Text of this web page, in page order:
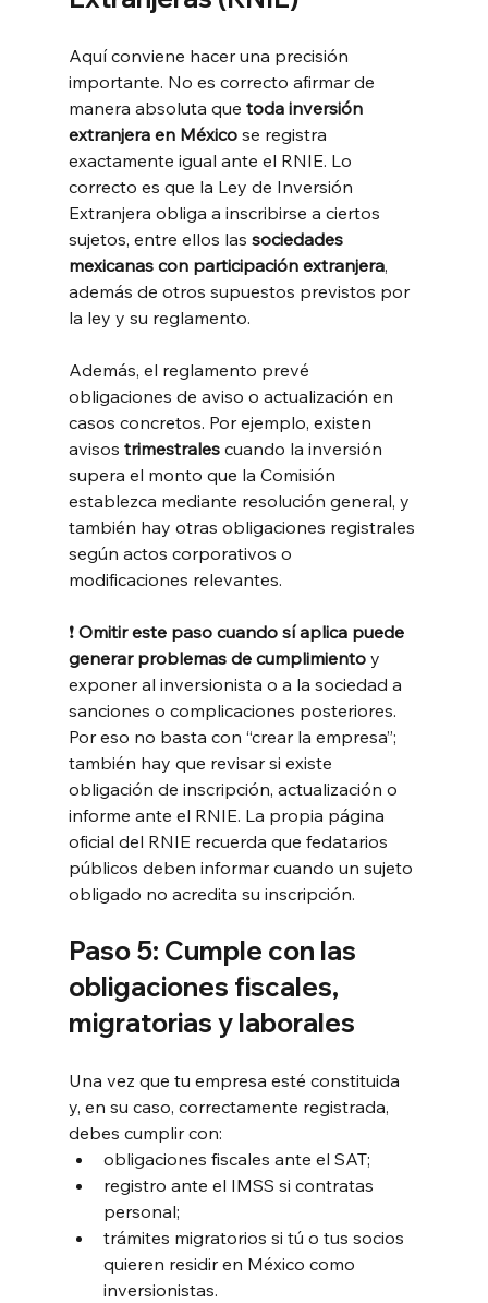
Aquí conviene hacer una precisión
importante. No es correcto afirmar de
manera absoluta que toda inversión
extranjera en México se registra
exactamente igual ante el RNIE. Lo
correcto es que la Ley de Inversión
Extranjera obliga a inscribirse a ciertos
sujetos, entre ellos las sociedades
mexicanas con participación extranjera,
además de otros supuestos previstos por
la ley y su reglamento.
Además, el reglamento prevé
obligaciones de aviso o actualización en
casos concretos. Por ejemplo, existen
avisos trimestrales cuando la inversión
supera el monto que la Comisión
establezca mediante resolución general, y
también hay otras obligaciones registrales
según actos corporativos o
modificaciones relevantes.
❗ Omitir este paso cuando sí aplica puede
generar problemas de cumplimiento y
exponer al inversionista o a la sociedad a
sanciones o complicaciones posteriores.
Por eso no basta con “crear la empresa”;
también hay que revisar si existe
obligación de inscripción, actualización o
informe ante el RNIE. La propia página
oficial del RNIE recuerda que fedatarios
públicos deben informar cuando un sujeto
obligado no acredita su inscripción.
Paso 5: Cumple con las
obligaciones fiscales,
migratorias y laborales
Una vez que tu empresa esté constituida
y, en su caso, correctamente registrada,
debes cumplir con:
obligaciones fiscales ante el SAT;
registro ante el IMSS si contratas
personal;
trámites migratorios si tú o tus socios
quieren residir en México como
inversionistas.